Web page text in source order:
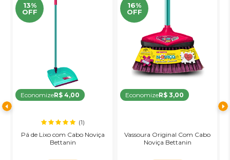
13%
OFF
EconomizeR$ 4,00
(1)
Pá de Lixo com Cabo Noviça
Bettanin
16%
OFF
EconomizeR$ 3,00
Vassoura Original Com Cabo
Noviça Bettanin